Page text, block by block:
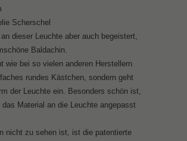
Scherschel
dieser Leuchte aber auch begeistert,
Baldachin.
wie bei so vielen anderen Herstellern
rundes Kästchen, sondern geht
der Leuchte ein. Besonders schön ist,
Material an die Leuchte angepasst
nicht zu sehen ist, ist die patentierte